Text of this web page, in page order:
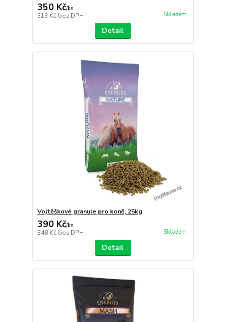
350 Kč/ks
313 Kč bez DPH Skladem
Detail
Vojtěškové granule pro koně, 25kg
390 Kč/ks
348 Kč bez DPH Skladem
Detail